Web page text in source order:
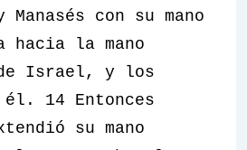
con su mano
hacia la mano
de Israel, y los
él. 14 Entonces
su mano